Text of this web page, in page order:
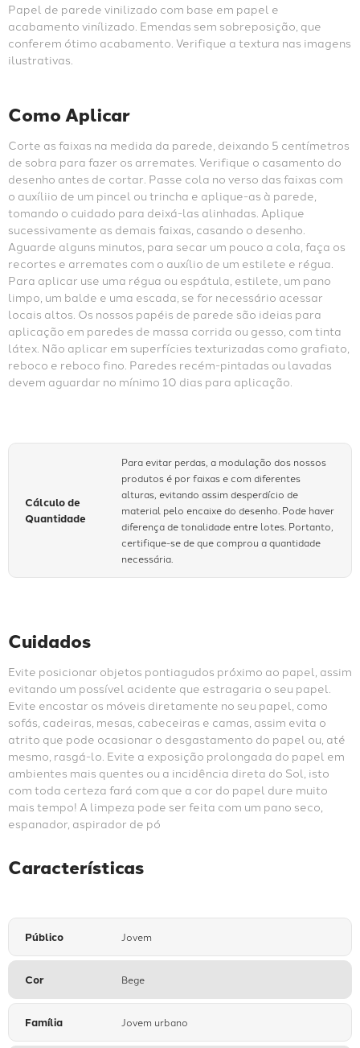
Papel de parede vinilizado com base em papel e
acabamento vinílizado. Emendas sem sobreposição, que
conferem ótimo acabamento. Verifique a textura nas imagens
ilustrativas.
Como Aplicar
Corte as faixas na medida da parede, deixando 5 centímetros
de sobra para fazer os arremates. Verifique o casamento do
desenho antes de cortar. Passe cola no verso das faixas com
o auxíliio de um pincel ou trincha e aplique-as à parede,
tomando o cuidado para deixá-las alinhadas. Aplique
sucessivamente as demais faixas, casando o desenho.
Aguarde alguns minutos, para secar um pouco a cola, faça os
recortes e arremates com o auxílio de um estilete e régua.
Para aplicar use uma régua ou espátula, estilete, um pano
limpo, um balde e uma escada, se for necessário acessar
locais altos. Os nossos papéis de parede são ideias para
aplicação em paredes de massa corrida ou gesso, com tinta
látex. Não aplicar em superfícies texturizadas como grafiato,
reboco e reboco fino. Paredes recém-pintadas ou lavadas
devem aguardar no mínimo 10 dias para aplicação.
Cálculo de
Quantidade
Para evitar perdas, a modulação dos nossos
produtos é por faixas e com diferentes
alturas, evitando assim desperdício de
material pelo encaixe do desenho. Pode haver
diferença de tonalidade entre lotes. Portanto,
certifique-se de que comprou a quantidade
necessária.
Cuidados
Evite posicionar objetos pontiagudos próximo ao papel, assim
evitando um possível acidente que estragaria o seu papel.
Evite encostar os móveis diretamente no seu papel, como
sofás, cadeiras, mesas, cabeceiras e camas, assim evita o
atrito que pode ocasionar o desgastamento do papel ou, até
mesmo, rasgá-lo. Evite a exposição prolongada do papel em
ambientes mais quentes ou a incidência direta do Sol, isto
com toda certeza fará com que a cor do papel dure muito
mais tempo! A limpeza pode ser feita com um pano seco,
espanador, aspirador de pó
Características
Público Jovem
Cor Bege
Família Jovem urbano